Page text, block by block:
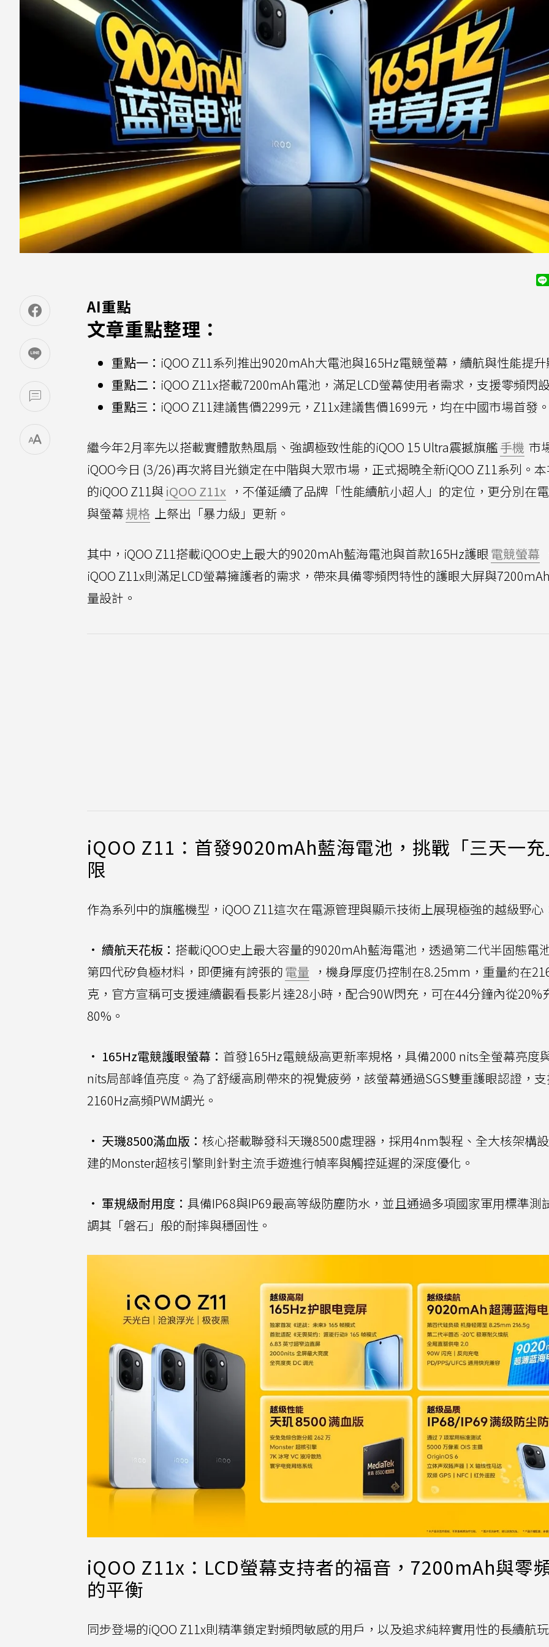
AI重點
文章重點整理：
重點一： iQOO Z11系列推出9020mAh大電池與165Hz電競螢幕，續航與性能提升
重點二： iQOO Z11x搭載7200mAh電池，滿足LCD螢幕使用者需求，支援零頻閃
重點三： iQOO Z11建議售價2299元，Z11x建議售價1699元，均在中國市場首發。
繼今年2月率先以搭載實體散熱風扇、強調極致性能的iQOO 15 Ultra震撼旗艦手機 市
iQOO今日 (3/26)再次將目光鎖定在中階與大眾市場，正式揭曉全新iQOO Z11系列。
的iQOO Z11與 iQOO Z11x ，不僅延續了品牌「性能續航小超人」的定位，更分別在
與螢幕規格 上祭出「暴力級」更新。
其中，iQOO Z11搭載iQOO史上最大的9020mAh藍海電池與首款165Hz護眼電競螢幕
iQOO Z11x則滿足LCD螢幕擁護者的需求，帶來具備零頻閃特性的護眼大屏與
量設計。
iQOO Z11：首發9020mAh藍海電池，挑戰「三天一
限
作為系列中的旗艦機型，iQOO Z11這次在電源管理與顯示技術上展現極強的越級野心
• 續航天花板： 搭載iQOO史上最大容量的9020mAh藍海電池，透過第二代半固態電
第四代矽負極材料，即便擁有誇張的電量 ，機身厚度仍控制在8.25mm，重量約在
克，官方宣稱可支援連續觀看長影片達28小時，配合90W閃充，可在44分鐘內從20%
80%。
• 165Hz電競護眼螢幕： 首發165Hz電競級高更新率規格，具備2000 nits全螢幕亮度
nits局部峰值亮度。為了舒緩高刷帶來的視覺疲勞，該螢幕通過SGS雙重護眼認證，
2160Hz高頻PWM調光。
• 天璣8500滿血版： 核心搭載聯發科天璣8500處理器，採用4nm製程、全大核架構
建的Monster超核引擎則針對主流手遊進行幀率與觸控延遲的深度優化。
• 軍規級耐用度： 具備IP68與IP69最高等級防塵防水，並且通過多項國家軍用標準測
調其「磐石」般的耐摔與穩固性。
iQOO Z11x：LCD螢幕支持者的福音，7200mAh與零
的平衡
同步登場的iQOO Z11x則精準鎖定對頻閃敏感的用戶，以及追求純粹實用性的長續航玩